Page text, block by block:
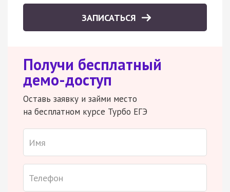
ЗАПИСАТЬСЯ
Получи бесплатный
демо-доступ
Оставь заявку и займи место
на бесплатном курсе Турбо ЕГЭ